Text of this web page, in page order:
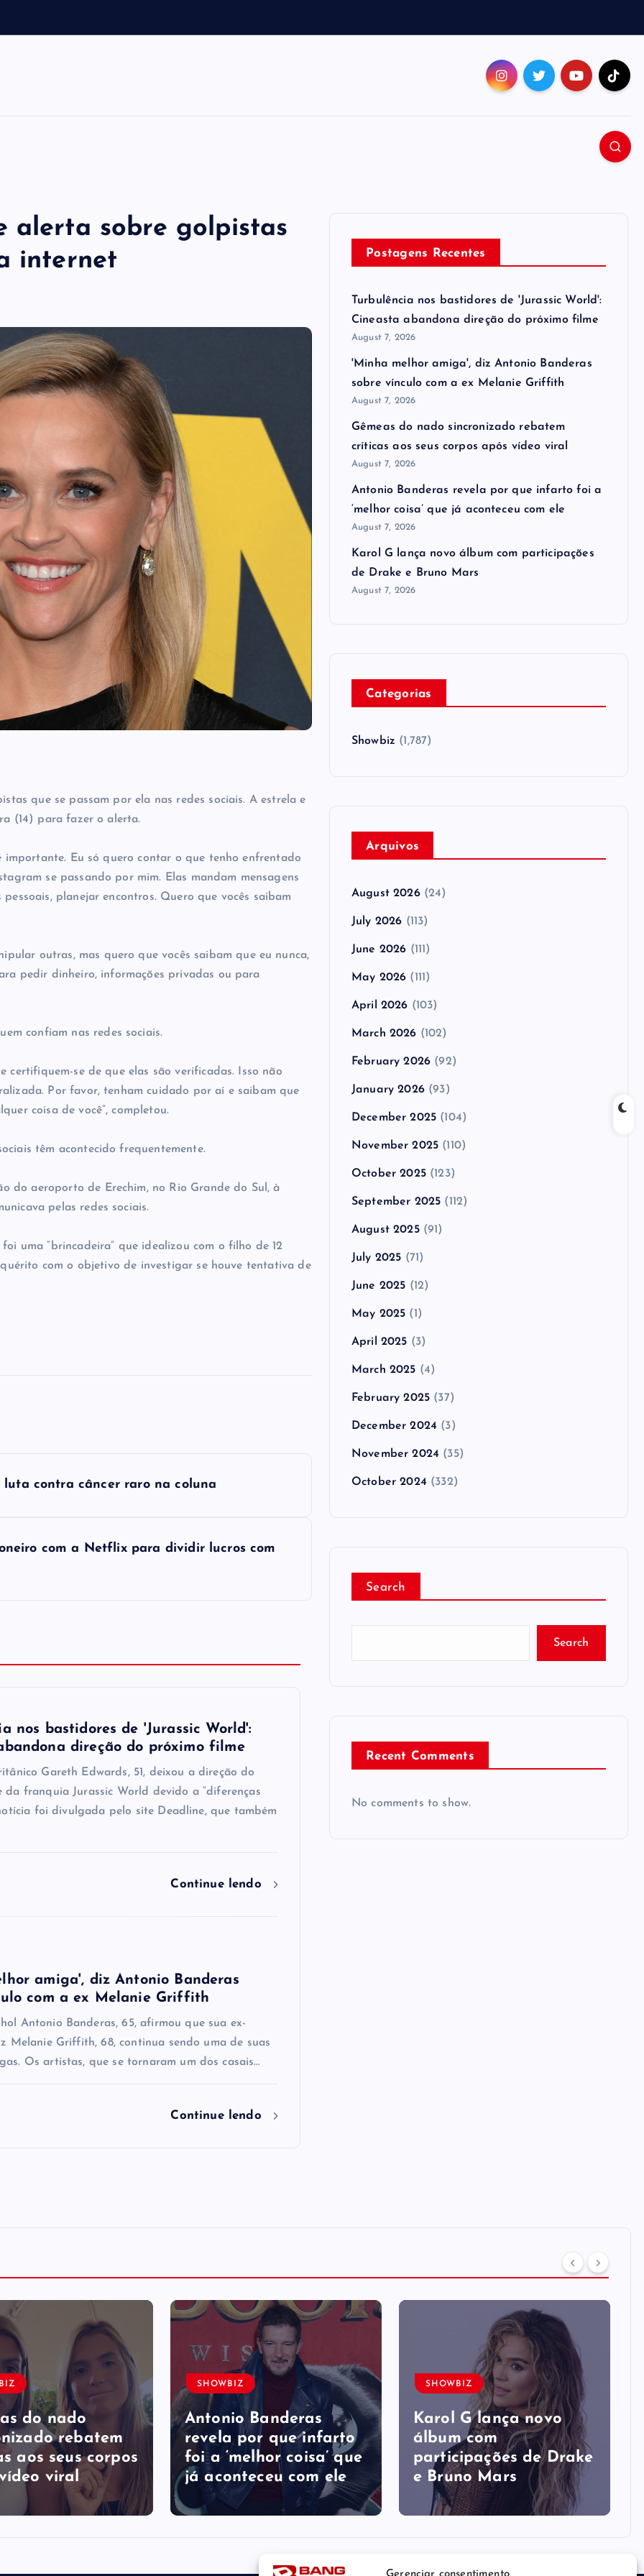
alerta sobre golpistas
internet
que se passam por ela nas redes sociais. A estrela e
(14) para fazer o alerta.
importante. Eu só quero contar o que tenho enfrentado
se passando por mim. Elas mandam mensagens
planejar encontros. Quero que vocês saibam
outras, mas quero que vocês saibam que eu nunca,
pedir dinheiro, informações privadas ou para
confiam nas redes sociais.
certifiquem-se de que elas são verificadas. Isso não
Por favor, tenham cuidado por aí e saibam que
coisa de você”, completou.
têm acontecido frequentemente.
do aeroporto de Erechim, no Rio Grande do Sul, à
pelas redes sociais.
uma “brincadeira” que idealizou com o filho de 12
com o objetivo de investigar se houve tentativa de
contra câncer raro na coluna
com a Netflix para dividir lucros com
nos bastidores de 'Jurassic World':
direção do próximo filme
Gareth Edwards, 51, deixou a direção do
da franquia Jurassic World devido a “diferenças
foi divulgada pelo site Deadline, que também
Continue lendo
amiga', diz Antonio Banderas
com a ex Melanie Griffith
Antonio Banderas, 65, afirmou que sua ex-
Melanie Griffith, 68, continua sendo uma de suas
Os artistas, que se tornaram um dos casais…
Continue lendo
Postagens Recentes
Turbulência nos bastidores de 'Jurassic World':
Cineasta abandona direção do próximo filme
August 7, 2026
'Minha melhor amiga', diz Antonio Banderas
sobre vínculo com a ex Melanie Griffith
August 7, 2026
Gêmeas do nado sincronizado rebatem
críticas ​a​os seus corpos após vídeo viral
August 7, 2026
Antonio Banderas revela por que infarto foi a
‘melhor coisa’ que já aconteceu com ele
August 7, 2026
Karol G lança novo álbum com participações
de Drake e Bruno Mars
August 7, 2026
Categorias
Showbiz (1,787)
Arquivos
August 2026(24)
July 2026 (113)
June 2026 (111)
May 2026 (111)
April 2026 (103)
March 2026 (102)
February 2026 (92)
January 2026(93)
December 2025 (104)
November 2025 (110)
October 2025(123)
September 2025 (112)
August 2025(91)
July 2025 (71)
June 2025 (12)
May 2025 (1)
April 2025 (3)
March 2025 (4)
February 2025 (37)
December 2024 (3)
November 2024 (35)
October 2024 (332)
Search
Search
Recent Comments
No comments to show.
do nado
rebatem
​a​os seus corpos
viral
SHOWBIZ
Antonio Banderas
revela por que infarto
foi a ‘melhor coisa’ que
já aconteceu com ele
SHOWBIZ
Karol G lança novo
álbum com
participações de Drake
e Bruno Mars